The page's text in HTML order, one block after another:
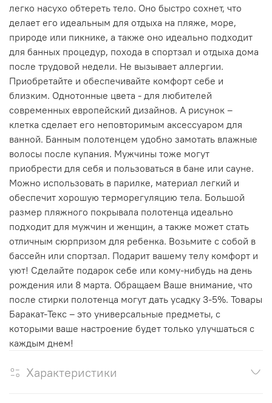
легко насухо обтереть тело. Оно быстро сохнет, что
делает его идеальным для отдыха на пляже, море,
природе или пикнике, а также оно идеально подходит
для банных процедур, похода в спортзал и отдыха дома
после трудовой недели. Не вызывает аллергии.
Приобретайте и обеспечивайте комфорт себе и
близким. Однотонные цвета - для любителей
современных европейский дизайнов. А рисунок –
клетка сделает его неповторимым аксессуаром для
ванной. Банным полотенцем удобно замотать влажные
волосы после купания. Мужчины тоже могут
приобрести для себя и пользоваться в бане или сауне.
Можно использовать в парилке, материал легкий и
обеспечит хорошую терморегуляцию тела. Большой
размер пляжного покрывала полотенца идеально
подходит для мужчин и женщин, а также может стать
отличным сюрпризом для ребенка. Возьмите с собой в
бассейн или спортзал. Подарит вашему телу комфорт и
уют! Сделайте подарок себе или кому-нибудь на день
рождения или 8 марта. Обращаем Ваше внимание, что
после стирки полотенца могут дать усадку 3-5%. Товары
Баракат-Текс – это универсальные предметы, с
которыми ваше настроение будет только улучшаться с
каждым днем!
Характеристики